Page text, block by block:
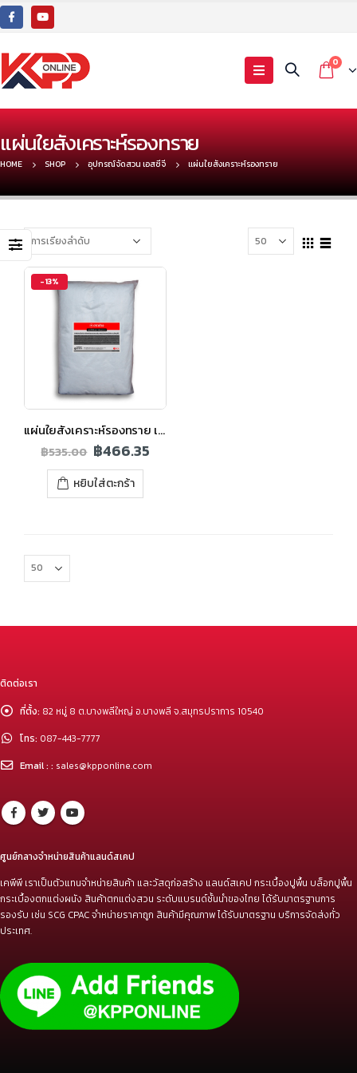
0
แผ่นใยสังเคราะห์รองทราย
HOME SHOP อุปกรณ์จัดสวน เอสซีจี แผ่นใยสังเคราะห์รองทราย
-13%
แผ่นใยสังเคราะห์รองทราย เอสซีจี ขนาด 2×4 ม.
฿535.00 ฿466.35
หยิบใส่ตะกร้า
ติดต่อเรา
ที่ตั้ง: 82 หมู่ 8 ต.บางพลีใหญ่ อ.บางพลี จ.สมุทรปราการ 10540
โทร: 087-443-7777
Email : : sales@kpponline.com
ศูนย์กลางจำหน่ายสินค้าแลนด์สเคป
เคพีพี เราเป็นตัวแทนจำหน่ายสินค้า และวัสดุก่อสร้าง แลนด์สเคป กระเบื้องปูพื้น บล็อกปูพื้น
กระเบื้องตกแต่งผนัง สินค้าตกแต่งสวน ระดับแบรนด์ชั้นนำของไทย ได้รับมาตรฐานการ
รองรับ เช่น SCG CPAC จำหน่ายราคาถูก สินค้ามีคุณภาพ ได้รับมาตรฐาน บริการจัดส่งทั่ว
ประเทศ.